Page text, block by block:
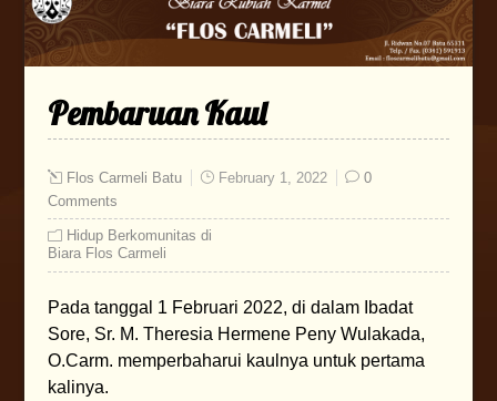
Pembaruan Kaul
Flos Carmeli Batu February 1, 2022
0
Comments
Hidup Berkomunitas di
Biara Flos Carmeli
Pada tanggal 1 Februari 2022, di dalam Ibadat
Sore, Sr. M. Theresia Hermene Peny Wulakada,
O.Carm. memperbaharui kaulnya untuk pertama
kalinya.